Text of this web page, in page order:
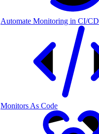
Automate Monitoring in CI/CD
Monitors As Code